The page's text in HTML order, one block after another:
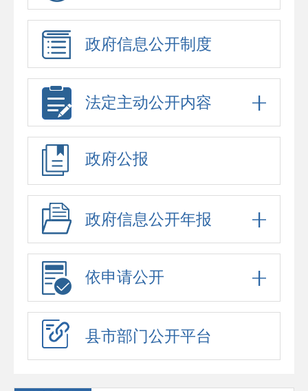
政府信息公开制度
法定主动公开内容
政府公报
政府信息公开年报
依申请公开
县市部门公开平台